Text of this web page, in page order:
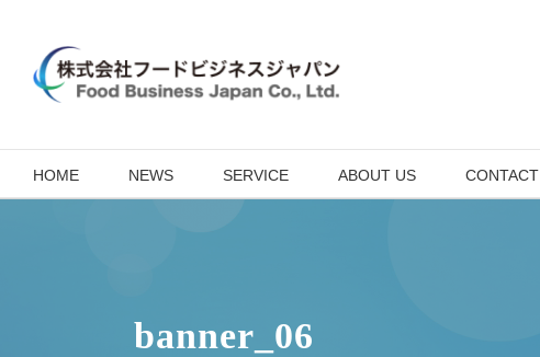
content
HOME NEWS SERVICE ABOUT US CONTACT
banner_06